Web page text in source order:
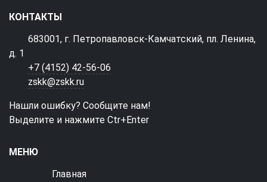
КОНТАКТЫ
683001, г. Петропавловск-Камчатский, пл. Ленина,
д. 1
+7 (4152) 42-56-06
zskk@zskk.ru
Нашли ошибку? Сообщите нам!
Выделите и нажмите Ctr+Enter
МЕНЮ
Главная